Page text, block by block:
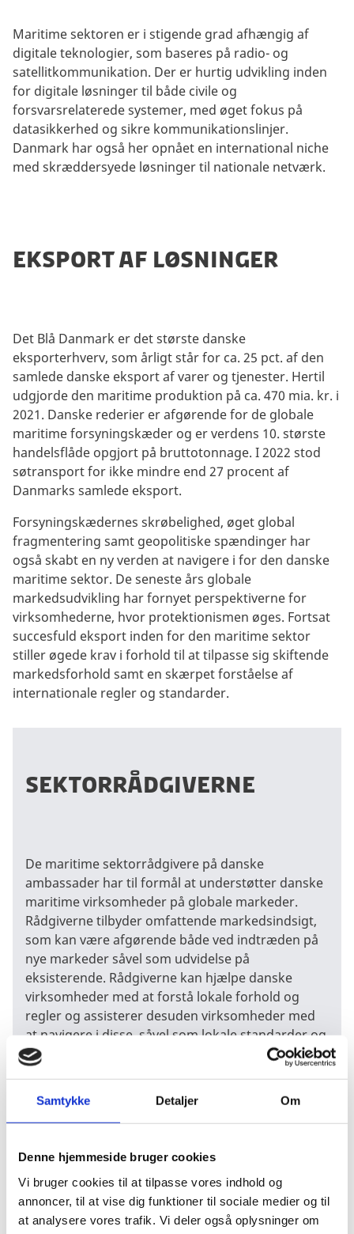
Samtykke Detaljer Om
Denne hjemmeside bruger cookies
Vi bruger cookies til at tilpasse vores indhold og
annoncer, til at vise dig funktioner til sociale medier og til
at analysere vores trafik. Vi deler også oplysninger om
Maritime sektoren er i stigende grad afhængig af
digitale teknologier, som baseres på radio- og
satellitkommunikation. Der er hurtig udvikling inden
for digitale løsninger til både civile og
forsvarsrelaterede systemer, med øget fokus på
datasikkerhed og sikre kommunikationslinjer.
Danmark har også her opnået en international niche
med skræddersyede løsninger til nationale netværk.
EKSPORT AF LØSNINGER
Det Blå Danmark er det største danske
eksporterhverv, som årligt står for ca. 25 pct. af den
samlede danske eksport af varer og tjenester. Hertil
udgjorde den maritime produktion på ca. 470 mia. kr. i
2021. Danske rederier er afgørende for de globale
maritime forsyningskæder og er verdens 10. største
handelsflåde opgjort på bruttotonnage. I 2022 stod
søtransport for ikke mindre end 27 procent af
Danmarks samlede eksport.
Forsyningskædernes skrøbelighed, øget global
fragmentering samt geopolitiske spændinger har
også skabt en ny verden at navigere i for den danske
maritime sektor. De seneste års globale
markedsudvikling har fornyet perspektiverne for
virksomhederne, hvor protektionismen øges. Fortsat
succesfuld eksport inden for den maritime sektor
stiller øgede krav i forhold til at tilpasse sig skiftende
markedsforhold samt en skærpet forståelse af
internationale regler og standarder.
SEKTORRÅDGIVERNE
De maritime sektorrådgivere på danske
ambassader har til formål at understøtter danske
maritime virksomheder på globale markeder.
Rådgiverne tilbyder omfattende markedsindsigt,
som kan være afgørende både ved indtræden på
nye markeder såvel som udvidelse på
eksisterende. Rådgiverne kan hjælpe danske
virksomheder med at forstå lokale forhold og
regler og assisterer desuden virksomheder med
at navigere i disse, såvel som lokale standarder og
certificeringer med henblik på markedsadgang.
udfordringer, kan sektorrådgiverne via deres
lokale netværk og viden tilbyde problemløsning.
være vigtige for udvikling af forretningsrelationer.
Ved at forbinde danske maritime virksomheder
med lokale partnere, kunder og myndigheder,
bistår rådgiverne med opbygning af